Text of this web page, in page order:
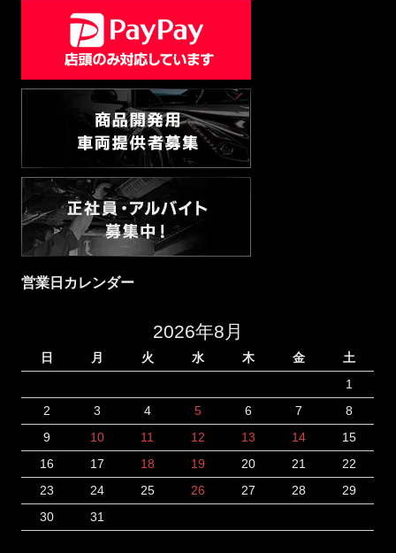
営業日カレンダー
2026年8月
日 月 火 水 木 金
土
1
2
3 4 5 6 7
8
9
10 11 12 13 14
15
16
17 18 19 20 21
22
23
24 25 26 27 28
29
30
31